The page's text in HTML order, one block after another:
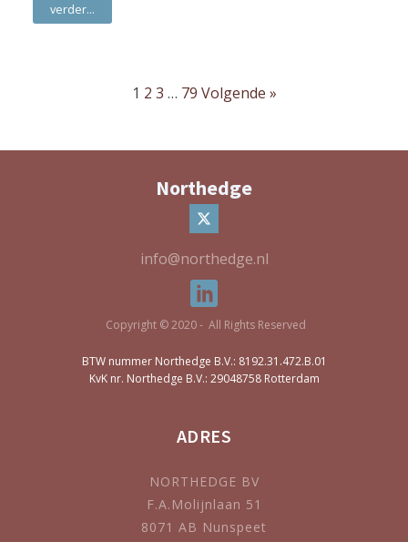
verder...
1 2 3 … 79 Volgende »
Northedge
info@northedge.nl
Copyright © 2020 - All Rights Reserved
BTW nummer Northedge B.V.: 8192.31.472.B.01
KvK nr. Northedge B.V.: 29048758 Rotterdam
ADRES
NORTHEDGE BV
F.A.Molijnlaan 51
8071 AB Nunspeet